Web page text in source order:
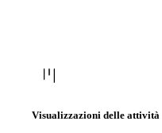
Visualizzazioni delle attività